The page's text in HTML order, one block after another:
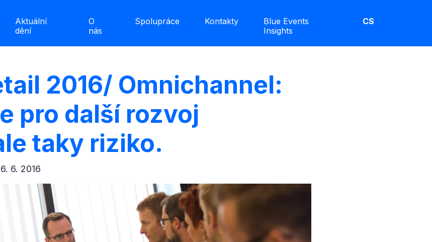
Aktuální
dění
O
nás
Spolupráce Kontakty
Blue Events
Insights
CS
2016/ Omnichannel:
pro další rozvoj
taky riziko.
6. 2016